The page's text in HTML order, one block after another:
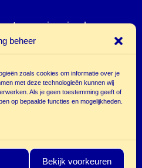
beheer
zoals cookies om informatie over je
met deze technologieën kunnen wij
Als je geen toestemming geeft of
op bepaalde functies en mogelijkheden.
Bekijk voorkeuren